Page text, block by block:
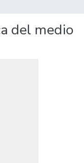
del medio